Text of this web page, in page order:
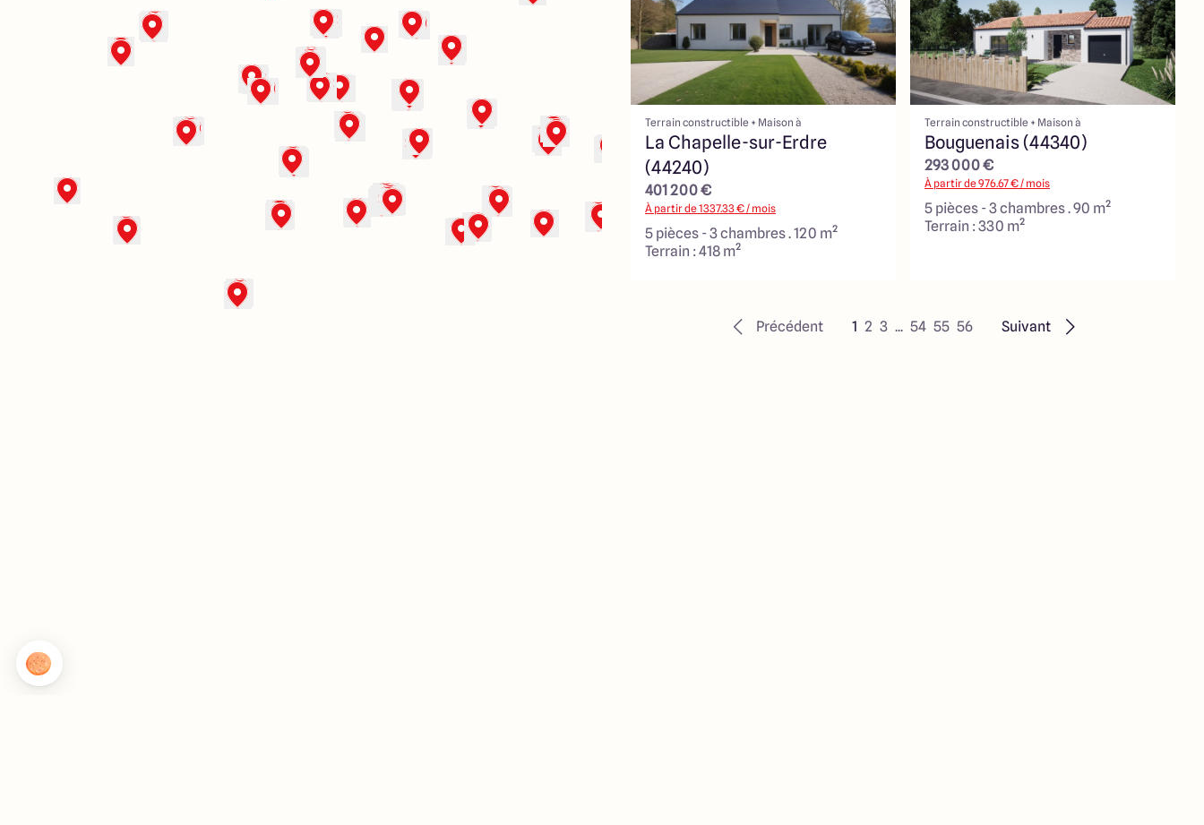
Terrain constructible + Maison à
La Chapelle-sur-Erdre
(44240)
401 200 €
À partir de1337.33€ / mois
5 pièces - 3 chambres . 120 m²
Terrain : 418 m²
Terrain constructible + Maison à
Bouguenais (44340)
293 000 €
À partir de976.67€ / mois
5 pièces - 3 chambres . 90 m²
Terrain : 330 m²
Précédent 1 2 3 ... 54 55 56 Suivant